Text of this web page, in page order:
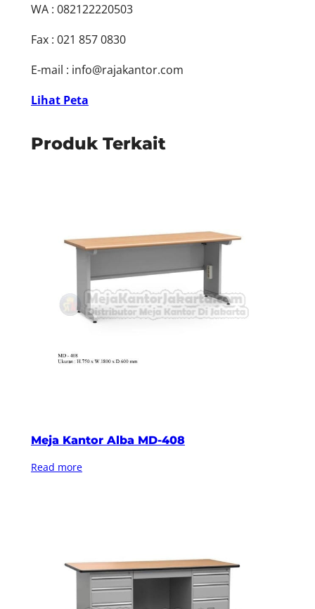
WA : 082122220503
Fax : 021 857 0830
E-mail : info@rajakantor.com
Lihat Peta
Produk Terkait
Meja Kantor Alba MD-408
Read more